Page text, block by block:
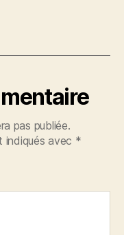
pas publiée.
indiqués avec *